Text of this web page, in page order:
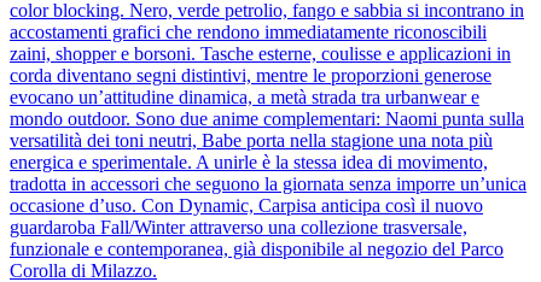
color blocking. Nero, verde petrolio, fango e sabbia si incontrano in
accostamenti grafici che rendono immediatamente riconoscibili
zaini, shopper e borsoni. Tasche esterne, coulisse e applicazioni in
corda diventano segni distintivi, mentre le proporzioni generose
evocano un’attitudine dinamica, a metà strada tra urbanwear e
mondo outdoor. Sono due anime complementari: Naomi punta sulla
versatilità dei toni neutri, Babe porta nella stagione una nota più
energica e sperimentale. A unirle è la stessa idea di movimento,
tradotta in accessori che seguono la giornata senza imporre un’unica
occasione d’uso. Con Dynamic, Carpisa anticipa così il nuovo
guardaroba Fall/Winter attraverso una collezione trasversale,
funzionale e contemporanea, già disponibile al negozio del Parco
Corolla di Milazzo.